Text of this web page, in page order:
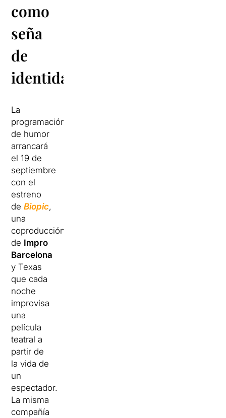
como
seña
de
identidad
La
programación
de humor
arrancará
el 19 de
septiembre
con el
estreno
deBiopic,
una
coproducción
de Impro
Barcelona
y Texas
que cada
noche
improvisa
una
película
teatral a
partir de
la vida de
un
espectador.
La misma
compañía